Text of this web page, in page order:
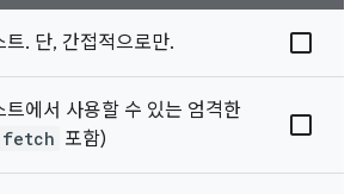
트. 단, 간접적으로만.
트에서 사용할 수 있는 엄격한
fetch 포함)